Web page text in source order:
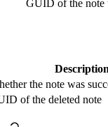
GUID of the note
Description
the note was
of the deleted note